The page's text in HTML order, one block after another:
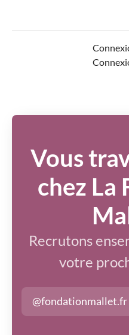
Vous
chez La
Recrutons
votre
@fondationmallet.fr